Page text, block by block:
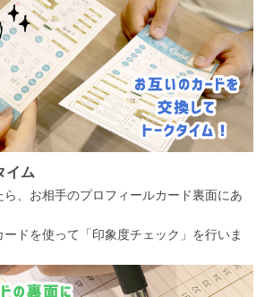
イム
、お相手のプロフィールカード裏面にあ
ドを使って「印象度チェック」を行いま